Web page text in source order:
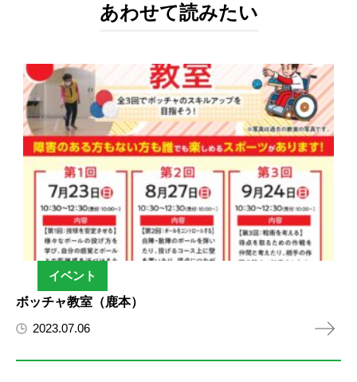
あわせて読みたい
イベント
ボッチャ教室（鹿本）
2023.07.06